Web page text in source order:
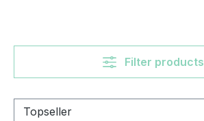
Filter products